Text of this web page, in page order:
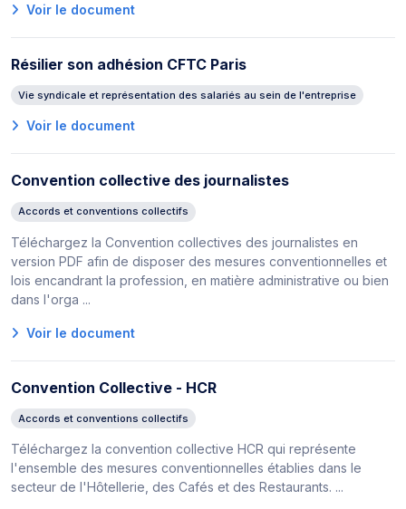
Voir le document
Résilier son adhésion CFTC Paris
Vie syndicale et représentation des salariés au sein de l'entreprise
Voir le document
Convention collective des journalistes
Accords et conventions collectifs
Téléchargez la Convention collectives des journalistes en
version PDF afin de disposer des mesures conventionnelles et
lois encandrant la profession, en matière administrative ou bien
dans l'orga ...
Voir le document
Convention Collective - HCR
Accords et conventions collectifs
Téléchargez la convention collective HCR qui représente
l'ensemble des mesures conventionnelles établies dans le
secteur de l'Hôtellerie, des Cafés et des Restaurants. ...